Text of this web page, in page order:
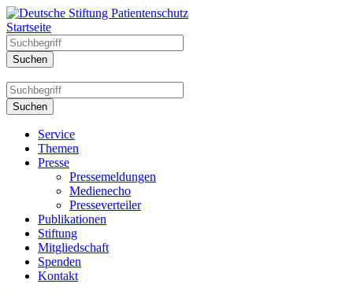
Startseite
Service
Themen
Presse
Pressemeldungen
Medienecho
Presseverteiler
Publikationen
Stiftung
Mitgliedschaft
Spenden
Kontakt